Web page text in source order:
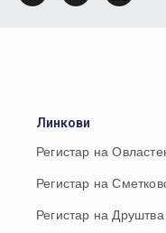
Линкови
Регистар на
Регистар на
Регистар на Друштва